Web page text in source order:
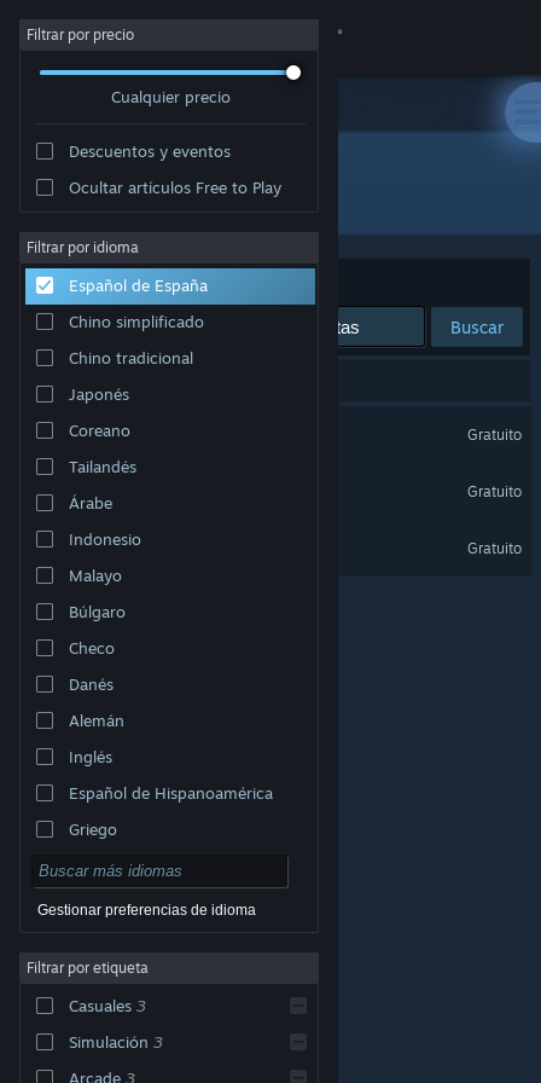
Iniciar sesión
Acerca de
Soporte
Cambiar idioma
Descargar Steam Mobile
Ver versión clásica
© Valve Corporation. Todos los derechos reservados.
respectivos dueños en EE. UU. y otros países.
Acuerdo de Suscriptor a Steam
Cookies
Filtrar por precio
Cualquier precio
Descuentos y eventos
Ocultar artículos Free to Play
Filtrar por idioma
Español de España
Chino simplificado
Chino tradicional
Japonés
Coreano
Tailandés
Árabe
Indonesio
Malayo
Búlgaro
Checo
Danés
Alemán
Inglés
Español de Hispanoamérica
Griego
Gestionar preferencias de idioma
Filtrar por etiqueta
Casuales 3
Simulación 3
Arcade 3
Desarrollador: Freakinware Studios
Ordenar por Relevancia
Buscar
Gratuito
Gratuito
Gratuito